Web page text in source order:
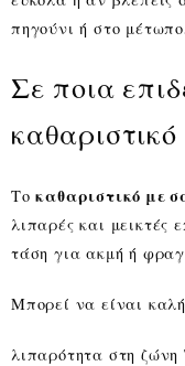
πηγούνι ή στο μέτωπο.
Σε ποια
Τοκαθαριστικό με
λιπαρές και μεικτές
τάση για ακμή ή
Μπορεί να είναι
λιπαρότητα στη ζώνη